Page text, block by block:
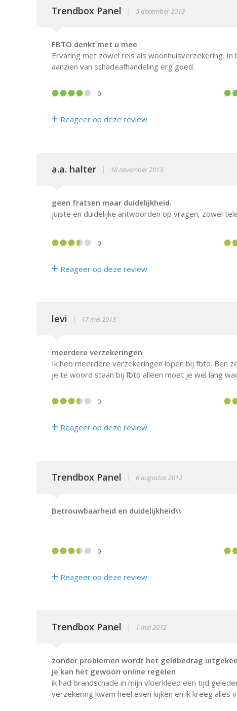
Trendbox Panel | 5 december 2013
FBTO denkt met u mee
Ervaring met zowel reis als woonhuisverzekering.
aanzien van schadeafhandeling erg goed.
0
+ Reageer op deze review
a.a. halter | 18 november 2013
geen fratsen maar duidelijkheid.
juiste en duidelijke antwoorden op vragen, zowel
0
+ Reageer op deze review
levi | 17 mei 2013
meerdere verzekeringen
Ik heb meerdere verzekeringen lopen bij fbto. Ben
je te woord staan bij fbto alleen moet je wel lang
0
+ Reageer op deze review
Trendbox Panel | 6 augustus 2012
Betrouwbaarheid en duidelijkheid\\
0
+ Reageer op deze review
Trendbox Panel | 1 mei 2012
zonder problemen wordt het geldbedrag
je kan het gewoon online regelen
ik had brandschade in mijn vloerkleed een tijd
verzekering kwam heel even kijken en ik kreeg alles